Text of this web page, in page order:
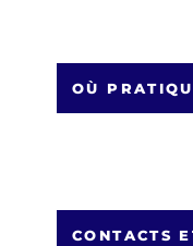
OÙ
CONTACTS